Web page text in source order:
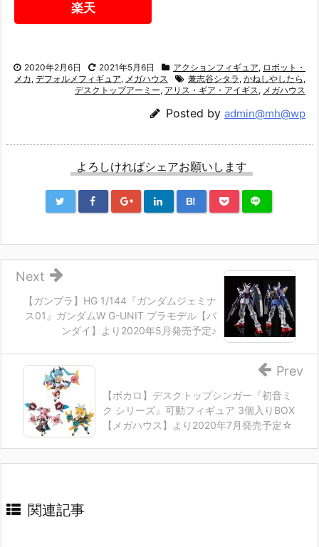
楽天
2020年2月6日 2021年5月6日 アクションフィギュア, ロボット・
メカ , デフォルメフィギュア, メガハウス 兼志谷シタラ , かねしやしたら ,
デスクトップアーミー, アリス・ギア・アイギス , メガハウス
Posted by admin@mh@wp
よろしければシェアお願いします
B!
【ガンプラ】HG 1/144『ガンダムジェミナ
ス01』ガンダムW G-UNIT プラモデル【バ
ンダイ】より2020年5月発売予定♪
Next
【ボカロ】デスクトップシンガー『初音ミ
ク シリーズ』可動フィギュア 3個入りBOX
【メガハウス】より2020年7月発売予定☆
Prev
関連記事